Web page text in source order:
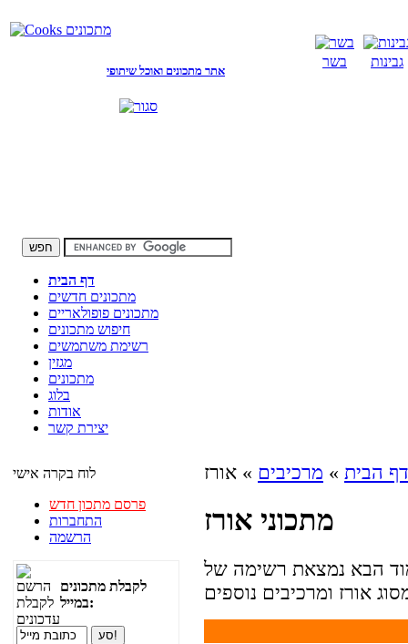
אתר מתכונים ואוכל שיתופי
בשר גבינות
דף הבית
מתכונים חדשים
מתכונים פופולאריים
חיפוש מתכונים
רשימת משתמשים
מגזין
מתכונים
בלוג
אודות
יצירת קשר
לוח בקרה אישי
פרסם מתכון חדש
התחברות
הרשמה
לקבלת מתכונים
במייל:
דף הבית » מרכיבים » אורז
מתכוני אורז
הבא נמצאת רשימה של